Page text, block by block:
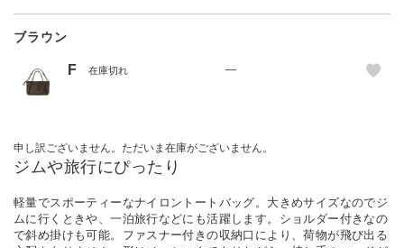
ブラウン
F 在庫切れ —
申し訳ございません。ただいま在庫がございません。
ジムや旅行にぴったり
軽量でスポーティーなナイロントートバッグ。大きめサイズなのでジ
ムに行くときや、一泊旅行などにも活躍します。ショルダー付きなの
で斜め掛けも可能。ファスナー付きの収納口により、荷物が飛び出る